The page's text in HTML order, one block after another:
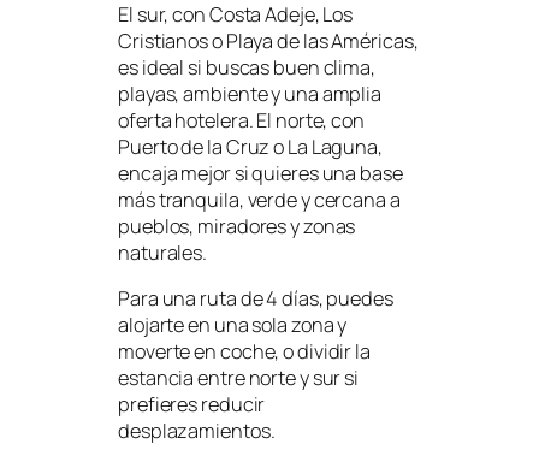
El sur, con Costa Adeje, Los
Cristianos o Playa de las Américas,
es ideal si buscas buen clima,
playas, ambiente y una amplia
oferta hotelera. El norte, con
Puerto de la Cruz o La Laguna,
encaja mejor si quieres una base
más tranquila, verde y cercana a
pueblos, miradores y zonas
naturales.
Para una ruta de 4 días, puedes
alojarte en una sola zona y
moverte en coche, o dividir la
estancia entre norte y sur si
prefieres reducir
desplazamientos.